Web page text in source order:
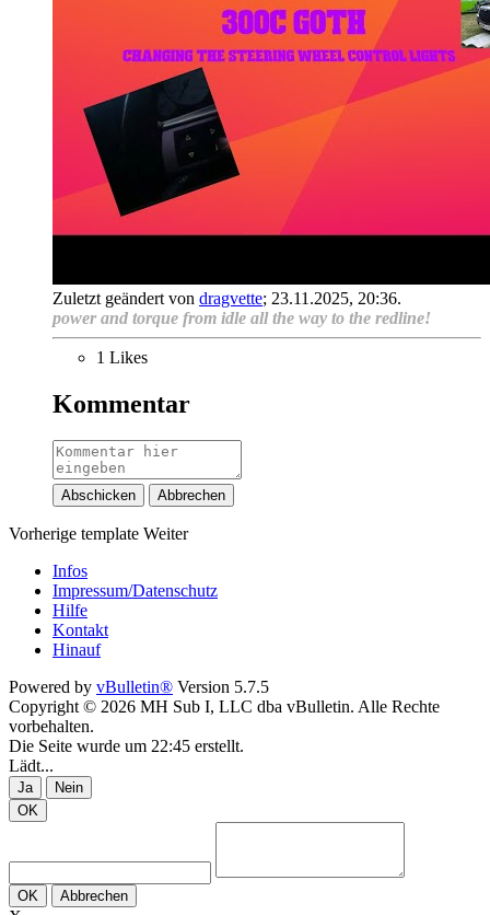
Zuletzt geändert von dragvette; 23.11.2025, 20:36.
power and torque from idle all the way to the redline!
1 Likes
Kommentar
Abschicken Abbrechen
Vorherige template Weiter
Infos
Impressum/Datenschutz
Hilfe
Kontakt
Hinauf
Powered by vBulletin® Version 5.7.5
Copyright © 2026 MH Sub I, LLC dba vBulletin. Alle Rechte
vorbehalten.
Die Seite wurde um 22:45 erstellt.
Lädt...
Ja
Nein
OK
OK Abbrechen